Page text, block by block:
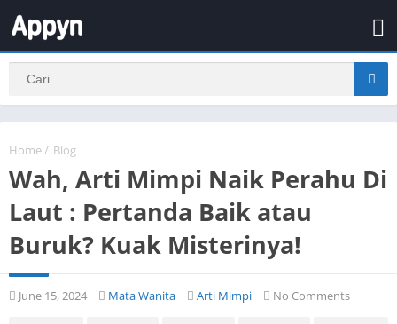
Home / Blog
Wah, Arti Mimpi Naik Perahu Di
Laut : Pertanda Baik atau
Buruk? Kuak Misterinya!
June 15, 2024 Mata Wanita Arti Mimpi No Comments